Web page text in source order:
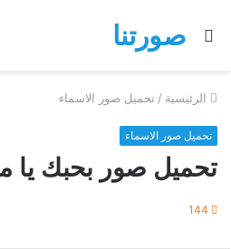
صورتنا
بحث
الرئيسية / تحميل صور الاسماء
تحميل صور الاسماء
تحميل صور بحبك
144